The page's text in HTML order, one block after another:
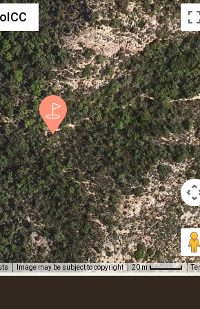
Image may be subject to copyright 20 m